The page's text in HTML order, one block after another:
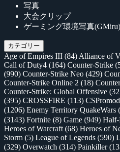
写真
大会クリップ
ゲーミング環境写真(GMiru)
カテゴリー
Age of Empires III (84) Alliance of
Call of Duty4 (164) Counter-Strike
(990) Counter-Strike Neo (429)
Counter-Strike Online 2 (18)
Counter-Strike: Global Offensive
(395) CROSSFIRE (113) CSPromod
(1206) Enemy Territory QuakeWars
(3143) Fortnite (8) Game (949)
Heroes of Warcraft (68) Heroes of
Storm (5) League of Legends (590)
(329) Overwatch (314) Painkiller